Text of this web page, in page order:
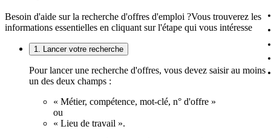
Besoin d'aide sur la recherche d'offres d'emploi ?Vous trouverez les
informations essentielles en cliquant sur l'étape qui vous intéresse
1. Lancer votre recherche
Pour lancer une recherche d'offres, vous devez saisir au moins
un des deux champs :
« Métier, compétence, mot-clé, n° d'offre »
ou
« Lieu de travail ».